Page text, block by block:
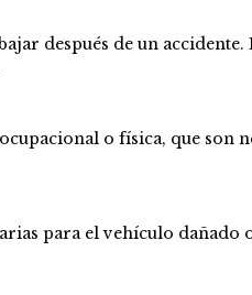
después de un
o física, que son
para el vehículo dañado